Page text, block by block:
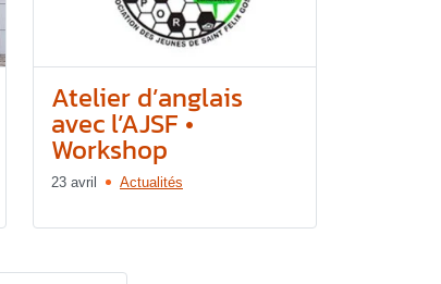
Atelier d’anglais
avec l’AJSF •
Workshop
23 avril Actualités